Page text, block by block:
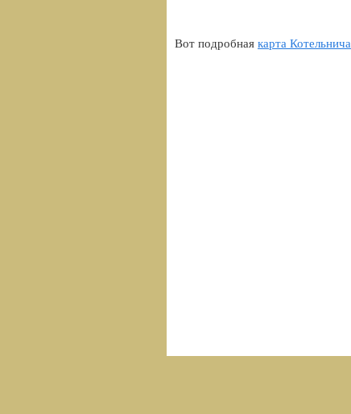
Вот подробная карта Котельнича